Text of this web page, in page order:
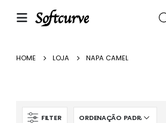
HOME LOJA NAPA CAMEL
FILTER